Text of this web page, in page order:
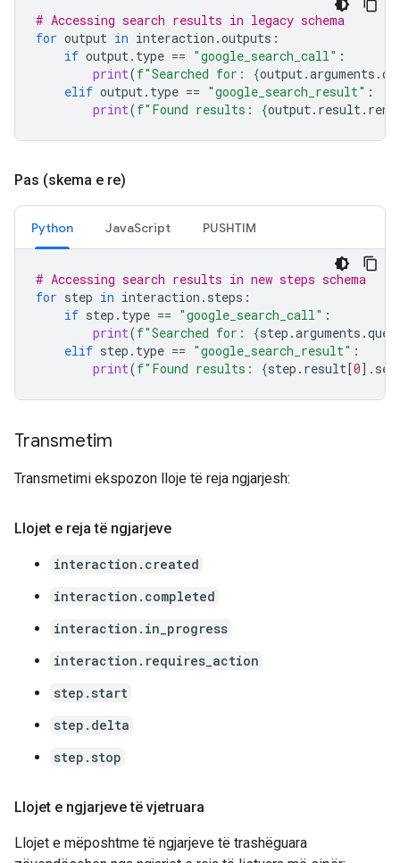
# Accessing search results in legacy schema
for output in interaction .outputs :
if output. type == "google_search_call" :
print(f"Searched for: {output.arguments .
elif output. type == "google_search_result" :
print(f"Found results: {output. result.
Pas (skema e re)
Python JavaScript PUSHTIM
# Accessing search results in new steps schema
for step in interaction . steps :
if step . type == "google_search_call" :
print(f"Searched for: {step .arguments .
elif step . type == "google_search_result" :
print(f"Found results: {step . result[0] .
Transmetim
Transmetimi ekspozon lloje të reja ngjarjesh:
Llojet e reja të ngjarjeve
interaction.created
interaction.completed
interaction.in_progress
interaction.requires_action
step.start
step.delta
step.stop
Llojet e ngjarjeve të vjetruara
Llojet e mëposhtme të ngjarjeve të trashëguara